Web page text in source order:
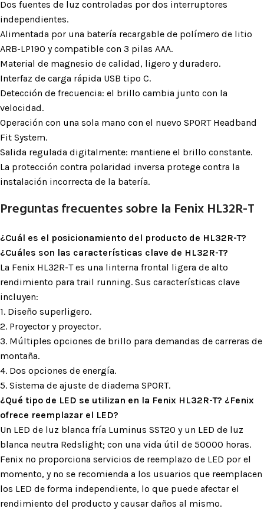
Dos fuentes de luz controladas por dos interruptores
independientes.
Alimentada por una batería recargable de polímero de litio
ARB-LP190 y compatible con 3 pilas AAA.
Material de magnesio de calidad, ligero y duradero.
Interfaz de carga rápida USB tipo C.
Detección de frecuencia: el brillo cambia junto con la
velocidad.
Operación con una sola mano con el nuevo SPORT Headband
Fit System.
Salida regulada digitalmente: mantiene el brillo constante.
La protección contra polaridad inversa protege contra la
instalación incorrecta de la batería.
Preguntas frecuentes sobre la Fenix HL32R-T
¿Cuál es el posicionamiento del producto de HL32R-T?
¿Cuáles son las características clave de HL32R-T?
La Fenix ​​HL32R-T es una linterna frontal ligera de alto
rendimiento para trail running. Sus características clave
incluyen:
1. Diseño superligero.
2. Proyector y proyector.
3. Múltiples opciones de brillo para demandas de carreras de
montaña.
4. Dos opciones de energía.
5. Sistema de ajuste de diadema SPORT.
¿Qué tipo de LED se utilizan en la Fenix HL32R-T? ¿Fenix ​​
ofrece reemplazar el LED?
Un LED de luz blanca fría Luminus SST20 y un LED de luz
blanca neutra Redslight; con una vida útil de 50000 horas.
Fenix ​​no proporciona servicios de reemplazo de LED por el
momento, y no se recomienda a los usuarios que reemplacen
los LED de forma independiente, lo que puede afectar el
rendimiento del producto y causar daños al mismo.